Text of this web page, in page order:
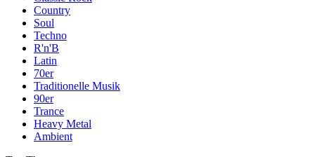
Country
Soul
Techno
R'n'B
Latin
70er
Traditionelle Musik
90er
Trance
Heavy Metal
Ambient